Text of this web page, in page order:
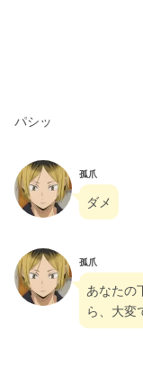
パシッ
孤爪
ダメ
孤爪
あなたの
ら、大変